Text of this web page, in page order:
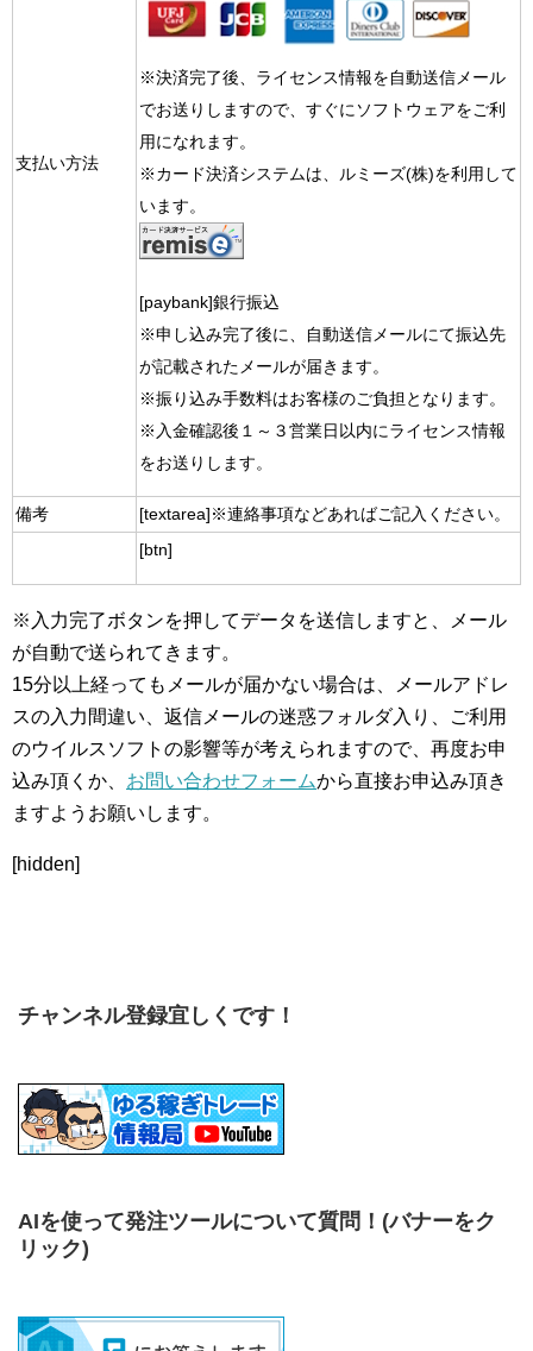
支払い方法
※決済完了後、ライセンス情報を自動送信メール
でお送りしますので、すぐにソフトウェアをご利
用になれます。
※カード決済システムは、ルミーズ(株)を利用して
います。
[paybank]銀行振込
※申し込み完了後に、自動送信メールにて振込先
が記載されたメールが届きます。
※振り込み手数料はお客様のご負担となります。
※入金確認後１～３営業日以内にライセンス情報
をお送りします。
備考
[textarea]※連絡事項などあればご記入ください。
[btn]
※入力完了ボタンを押してデータを送信しますと、メール
が自動で送られてきます。
15分以上経ってもメールが届かない場合は、メールアドレ
スの入力間違い、返信メールの迷惑フォルダ入り、ご利用
のウイルスソフトの影響等が考えられますので、再度お申
込み頂くか、 お問い合わせフォームから直接お申込み頂き
ますようお願いします。
[hidden]
チャンネル登録宜しくです！
AIを使って発注ツールについて質問！ (バナーをク
リック)